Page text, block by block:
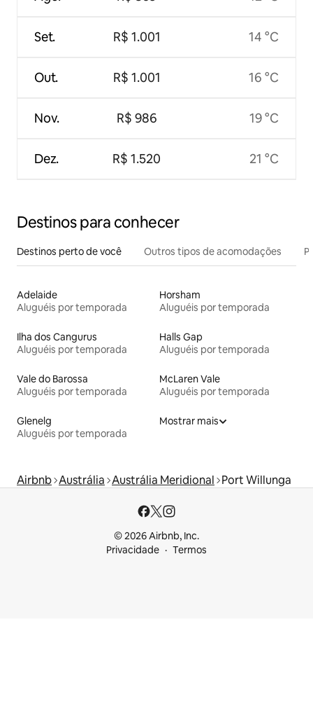
Set.
Out.
Nov.
Dez.
R$ 1.001
R$ 1.001
R$ 986
R$ 1.520
14 °C
16 °C
19 °C
21 °C
Destinos para conhecer
Destinos perto de você Outros tipos de acomodações
Adelaide
Aluguéis por temporada
Horsham
Aluguéis por temporada
Ilha dos Cangurus
Aluguéis por temporada
Halls Gap
Aluguéis por temporada
Vale do Barossa
Aluguéis por temporada
McLaren Vale
Aluguéis por temporada
Glenelg
Aluguéis por temporada
Mostrar mais
Airbnb Austrália Austrália Meridional Port Willunga
© 2026 Airbnb, Inc.
Privacidade
Termos